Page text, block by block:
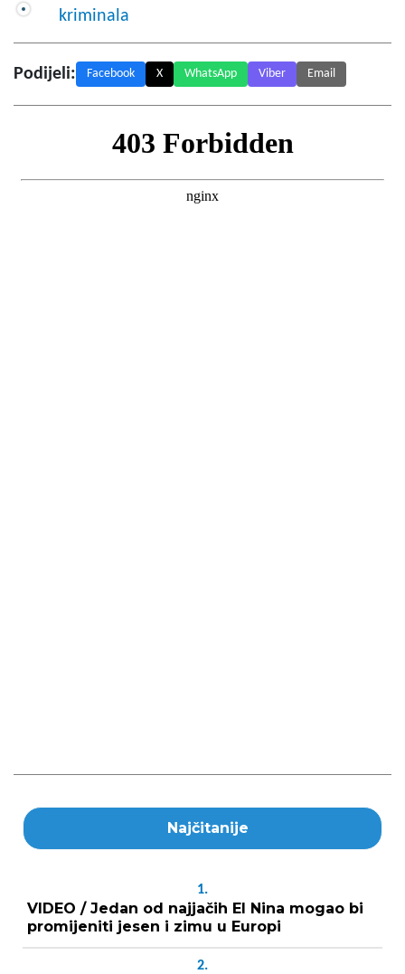
kriminala
Podijeli: Facebook X WhatsApp Viber Email
Najčitanije
1.
VIDEO / Jedan od najjačih El Nina mogao bi
promijeniti jesen i zimu u Europi
2.